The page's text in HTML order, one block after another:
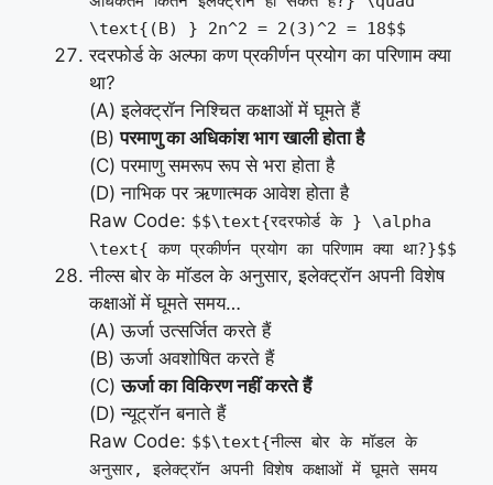
\text{(B) } 2n^2 = 2(3)^2 = 18$$
रदरफोर्ड के अल्फा कण प्रकीर्णन प्रयोग का परिणाम क्या
था?
(A) इलेक्ट्रॉन निश्चित कक्षाओं में घूमते हैं
(B)परमाणु का अधिकांश भाग खाली होता है
(C) परमाणु समरूप रूप से भरा होता है
(D) नाभिक पर ऋणात्मक आवेश होता है
Raw Code: $$\text{रदरफोर्ड के } \alpha
\text{ कण प्रकीर्णन प्रयोग का परिणाम क्या था?}$$
नील्स बोर के मॉडल के अनुसार, इलेक्ट्रॉन अपनी विशेष
कक्षाओं में घूमते समय…
(A) ऊर्जा उत्सर्जित करते हैं
(B) ऊर्जा अवशोषित करते हैं
(C)ऊर्जा का विकिरण नहीं करते हैं
(D) न्यूट्रॉन बनाते हैं
Raw Code: $$\text{नील्स बोर के मॉडल के
अनुसार, इलेक्ट्रॉन अपनी विशेष कक्षाओं में घूमते समय